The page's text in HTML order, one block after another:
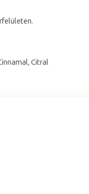
Citral